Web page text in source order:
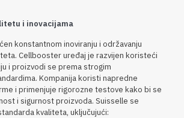
i inovacijama
konstantnom inoviranju i održavanju
Cellbooster uređaj je razvijen koristeći
i proizvodi se prema strogim
Kompanija koristi napredne
i primenjuje rigorozne testove kako bi se
i sigurnost proizvoda. Suisselle se
kvaliteta, uključujući: